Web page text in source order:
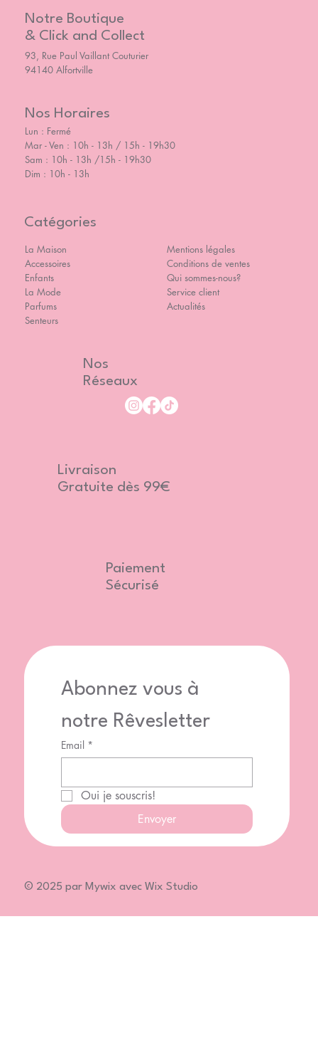
Notre Boutique
& Click and Collect
93, Rue Paul Vaillant Couturier
94140 Alfortville
Nos Horaires
Lun : Fermé
Mar - Ven : 10h - 13h / 15h - 19h30
Sam : 10h - 13h /15h - 19h30
Dim : 10h - 13h
Catégories
La Maison
Accessoires
Enfants
La Mode
Parfums
Senteurs
Mentions légales
Conditions de ventes
Qui sommes-nous?
Service client
Actualités
Abonnez vous à
notre Rêvesletter
Email *
Oui je souscris!
Envoyer
Nos
Réseaux
Livraison
Gratuite dès 99€
Paiement
Sécurisé
© 2025 par Mywix avec Wix Studio